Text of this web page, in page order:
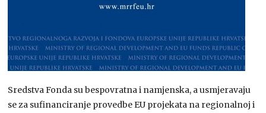
Sredstva Fonda su bespovratna i namjenska, a usmjeravaju
se za sufinanciranje provedbe EU projekata na regionalnoj i